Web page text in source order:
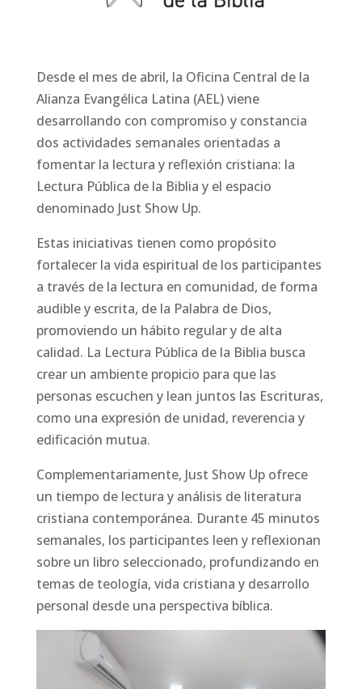
Desde el mes de abril, la Oficina Central de la
Alianza Evangélica Latina (AEL) viene
desarrollando con compromiso y constancia
dos actividades semanales orientadas a
fomentar la lectura y reflexión cristiana: la
Lectura Pública de la Biblia y el espacio
denominado Just Show Up.
Estas iniciativas tienen como propósito
fortalecer la vida espiritual de los participantes
a través de la lectura en comunidad, de forma
audible y escrita, de la Palabra de Dios,
promoviendo un hábito regular y de alta
calidad. La Lectura Pública de la Biblia busca
crear un ambiente propicio para que las
personas escuchen y lean juntos las Escrituras,
como una expresión de unidad, reverencia y
edificación mutua.
Complementariamente, Just Show Up ofrece
un tiempo de lectura y análisis de literatura
cristiana contemporánea. Durante 45 minutos
semanales, los participantes leen y reflexionan
sobre un libro seleccionado, profundizando en
temas de teología, vida cristiana y desarrollo
personal desde una perspectiva bíblica.